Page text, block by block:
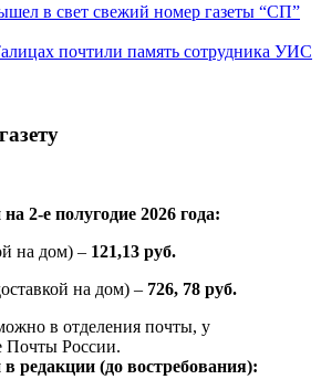
в свет свежий номер газеты “СП”
почтили память сотрудника УИС
2-е полугодие 2026 года:
на дом) – 121,13 руб.
на дом) – 726, 78 руб.
в отделения почты, у
Почты России.
редакции (до востребования):